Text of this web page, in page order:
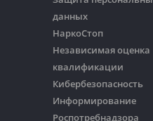
данных
НаркоСтоп
Независимая оценка
квалификации
Кибербезопасность
Информирование
Роспотребнадзора